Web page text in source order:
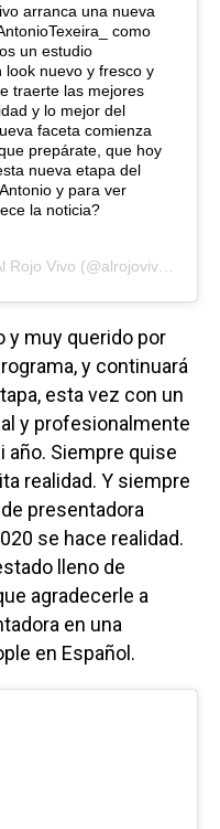
arranca una nueva
como
un estudio
nuevo y fresco y
traerte las mejores
y lo mejor del
faceta comienza
prepárate, que hoy
nueva etapa del
y para ver
la noticia?
Rojo Vivo (@alrojovivo) el
y muy querido por
y continuará
esta vez con un
y profesionalmente
año. Siempre quise
realidad. Y siempre
presentadora
se hace realidad.
lleno de
agradecerle a
en una
en Español.